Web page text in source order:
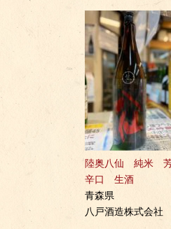
陸奥八仙 純米
辛口 生酒
青森県
八戸酒造株式会社